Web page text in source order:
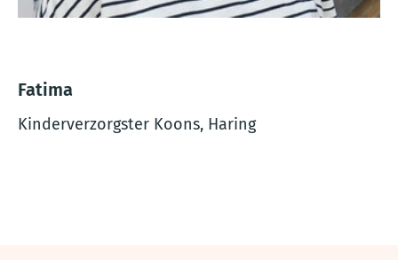
Fatima
Kinderverzorgster Koons, Haring